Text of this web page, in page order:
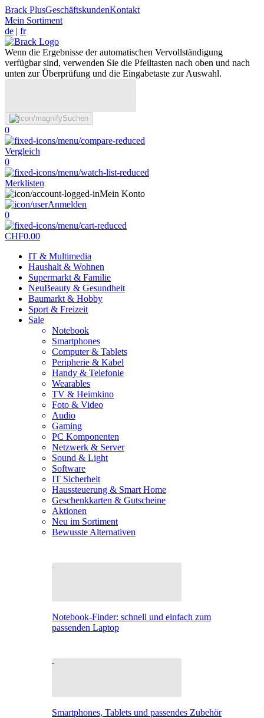
Brack PlusGeschäftskundenKontakt
Mein Sortiment
de | fr
Wenn die Ergebnisse der automatischen Vervollständigung
verfügbar sind, verwenden Sie die Pfeiltasten nach oben und nach
unten zur Überprüfung und die Eingabetaste zur Auswahl.
Suchen
0
Vergleich
0
Merklisten
Mein Konto
Anmelden
0
CHF0.00
IT & Multimedia
Haushalt & Wohnen
Supermarkt & Familie
NeuBeauty & Gesundheit
Baumarkt & Hobby
Sport & Freizeit
Sale
Notebook
Smartphones
Computer & Tablets
Peripherie & Kabel
Handy & Telefonie
Wearables
TV & Heimkino
Foto & Video
Audio
Gaming
PC Komponenten
Netzwerk & Server
Sound & Light
Software
IT Sicherheit
Haussteuerung & Smart Home
Geschenkkarten & Gutscheine
Aktionen
Neu im Sortiment
Bewusste Alternativen
Notebook-Finder: schnell und einfach zum
passenden Laptop
Smartphones, Tablets und passendes Zubehör